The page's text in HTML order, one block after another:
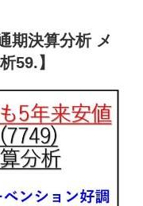
期決算分析 メ
59.】